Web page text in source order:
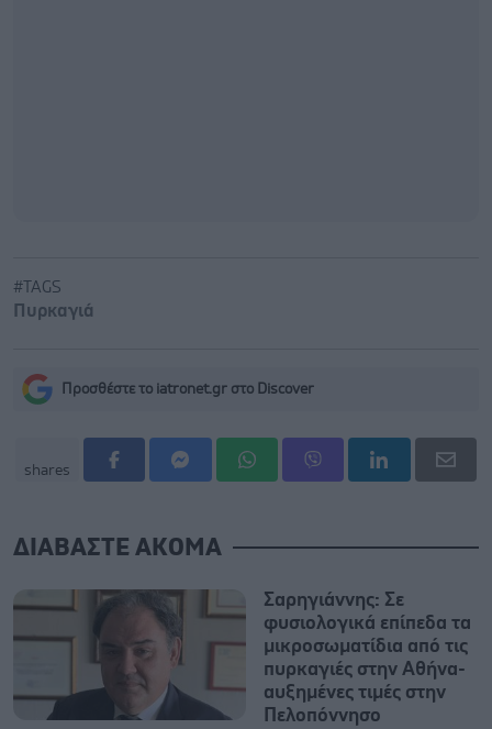
#TAGS
Πυρκαγιά
Προσθέστε το iatronet.gr στο Discover
shares
ΔΙΑΒΑΣΤΕ ΑΚΟΜΑ
Σαρηγιάννης: Σε
φυσιολογικά επίπεδα τα
μικροσωματίδια από τις
πυρκαγιές στην Αθήνα-
αυξημένες τιμές στην
Πελοπόννησο